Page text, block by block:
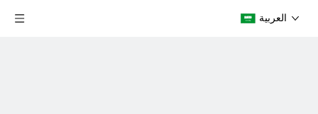
العربية